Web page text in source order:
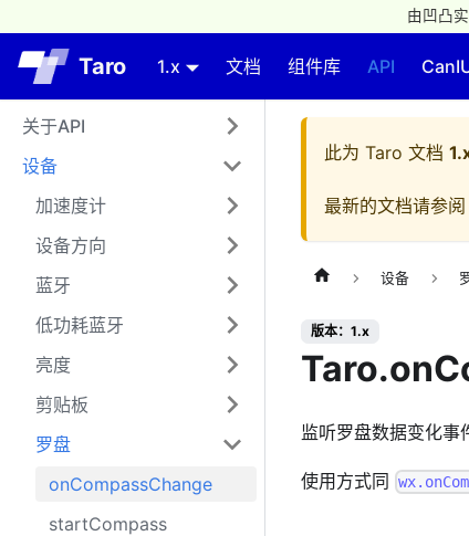
由凹凸
Taro 1.x 文档 组件库 API
关于API
设备
加速度计
设备方向
蓝牙
低功耗蓝牙
亮度
剪贴板
罗盘
onCompassChange
startCompass
此为 Taro 文档
最新的文档请参阅
设备
版本：1.x
监听罗盘数据变化
使用方式同